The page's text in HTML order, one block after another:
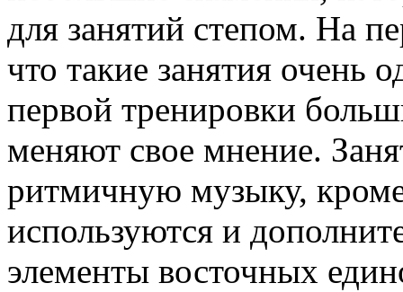
для занятий степом. На
что такие занятия очень
первой тренировки
меняют свое мнение.
ритмичную музыку,
используются и
элементы восточных